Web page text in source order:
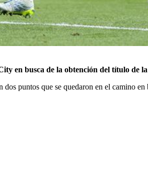
en busca de la obtención del título de
puntos que se quedaron en el camino en